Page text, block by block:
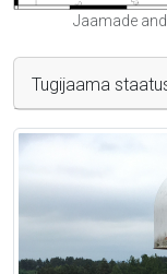
Jaamade
Tugijaama